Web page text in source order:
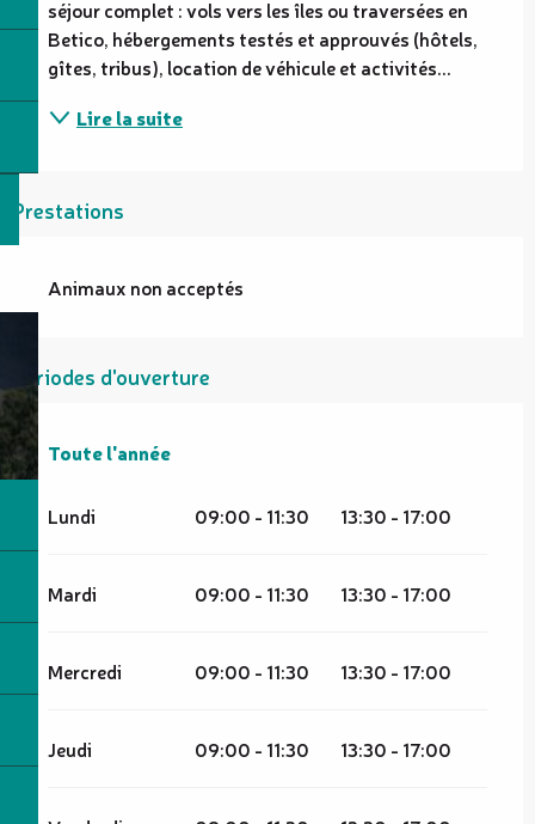
séjour complet : vols vers les îles ou traversées en
Betico, hébergements testés et approuvés (hôtels,
gîtes, tribus), location de véhicule et activités...
Lire la suite
Prestations
Animaux non acceptés
Périodes d'ouverture
Toute l'année
Toute l'année
Lundi 09:00 - 11:30 13:30 - 17:00
Mardi 09:00 - 11:30 13:30 - 17:00
Mercredi 09:00 - 11:30 13:30 - 17:00
Jeudi 09:00 - 11:30 13:30 - 17:00